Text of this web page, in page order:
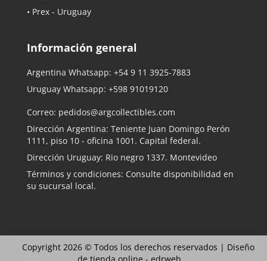
• Prex - Uruguay
Información general
Argentina Whatsapp: +54 9 11 3925-7883
Uruguay Whatsapp: +598 91019120
Correo: pedidos@argcollectibles.com
Dirección Argentina: Teniente Juan Domingo Perón
1111, piso 10 - oficina 1001. Capital federal.
Dirección Uruguay: Rio negro 1337. Montevideo
Términos y condiciones: Consulte disponibilidad en
su sucursal local.
Copyright 2026 © Todos los derechos reservados | Diseño
de tienda online - edrweb